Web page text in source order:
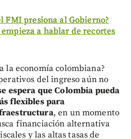
FMI presiona al Gobierno?
a hablar de recortes
la economía colombiana?
del ingreso aún no
espera que Colombia pueda
flexibles para
, en un momento
financiación alternativa
y las altas tasas de